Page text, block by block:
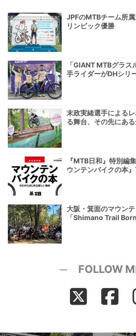
JPFのMTBチーム所
リンピック優勝
「GIANT MTBグラ
手ライダーがDHシリ
末政実緒選手による
る舞台、その先にあ
『MTB日和』特別
ウンテンバイクの本
大阪・箕面のマウン
「Shimano Trail
─ FOLLOW